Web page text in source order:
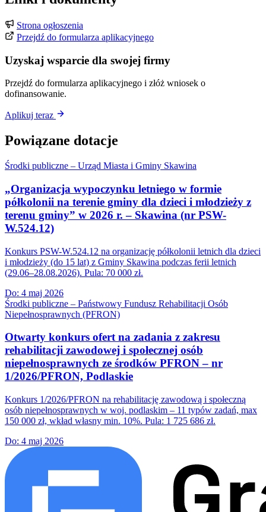
Strona ogłoszenia
Przejdź do formularza aplikacyjnego
Uzyskaj wsparcie dla swojej firmy
Przejdź do formularza aplikacyjnego i złóż wniosek o
dofinansowanie.
Aplikuj teraz
Powiązane dotacje
Środki publiczne – Urząd Miasta i Gminy Skawina
„Organizacja wypoczynku letniego w formie
półkolonii na terenie gminy dla dzieci i młodzieży z
terenu gminy” w 2026 r. – Skawina (nr PSW-
W.524.12)
Konkurs PSW-W.524.12 na organizację półkolonii letnich dla dzieci
i młodzieży (do 15 lat) z Gminy Skawina podczas ferii letnich
(29.06–28.08.2026). Pula: 70 000 zł.
Do: 4 maj 2026
Środki publiczne – Państwowy Fundusz Rehabilitacji Osób
Niepełnosprawnych (PFRON)
Otwarty konkurs ofert na zadania z zakresu
rehabilitacji zawodowej i społecznej osób
niepełnosprawnych ze środków PFRON – nr
1/2026/PFRON, Podlaskie
Konkurs 1/2026/PFRON na rehabilitację zawodową i społeczną
osób niepełnosprawnych w woj. podlaskim – 11 typów zadań, max
150 000 zł, wkład własny min. 10%. Pula: 1 725 686 zł.
Do: 4 maj 2026